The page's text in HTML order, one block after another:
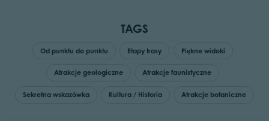
TAGS
Od punktu do punktu Etapy trasy Piękne widoki
Atrakcje geologiczne Atrakcje faunistyczne
Sekretna wskazówka Kultura / Historia Atrakcje botaniczne